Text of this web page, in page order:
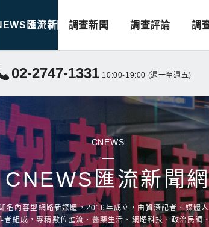
匯流新聞 調查新聞 調查評論 調
02-2747-1331 10:00-19:00 (週一至週五)
CNEWS
CNEWS匯流新聞
名內容型網路新媒體，2016年成立，由資深記者、媒體
者組成，專精數位匯流、醫藥生活、網路科技、政治民調